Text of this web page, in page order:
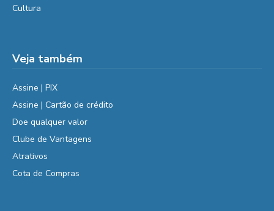
Cultura
Veja também
Assine | PIX
Assine | Cartão de crédito
Doe qualquer valor
Clube de Vantagens
Atrativos
Cota de Compras